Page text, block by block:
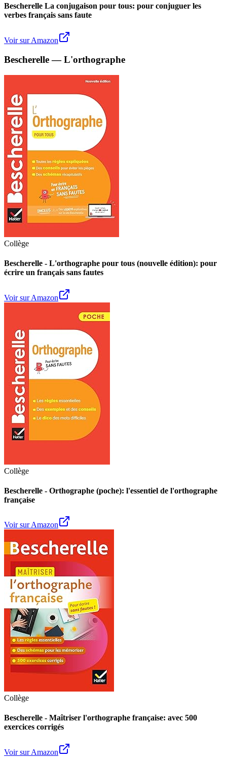
Bescherelle La conjugaison pour tous: pour conjuguer les
verbes français sans faute
Voir sur Amazon
Bescherelle — L'orthographe
Collège
Bescherelle - L'orthographe pour tous (nouvelle édition): pour
écrire un français sans fautes
Voir sur Amazon
Collège
Bescherelle - Orthographe (poche): l'essentiel de l'orthographe
française
Voir sur Amazon
Collège
Bescherelle - Maîtriser l'orthographe française: avec 500
exercices corrigés
Voir sur Amazon